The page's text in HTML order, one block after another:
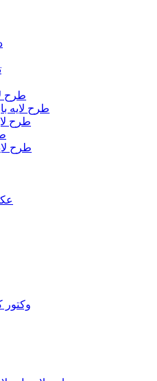
طرح
طرح لایه
طرح
طرح
وکتور